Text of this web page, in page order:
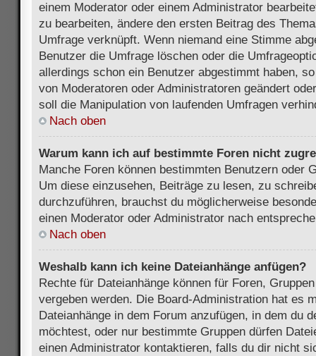
einem Moderator oder einem Administrator
zu bearbeiten, ändere den ersten Beitrag des
Umfrage verknüpft. Wenn niemand eine Stimme
Benutzer die Umfrage löschen oder die
allerdings schon ein Benutzer abgestimmt haben,
von Moderatoren oder Administratoren geändert
soll die Manipulation von laufenden Umfragen
Nach oben
Warum kann ich auf bestimmte Foren nicht
Manche Foren können bestimmten Benutzern oder
Um diese einzusehen, Beiträge zu lesen, zu
durchzuführen, brauchst du möglicherweise
einen Moderator oder Administrator nach
Nach oben
Weshalb kann ich keine Dateianhänge anfügen?
Rechte für Dateianhänge können für Foren,
vergeben werden. Die Board-Administration hat es
Dateianhänge in dem Forum anzufügen, in dem du
möchtest, oder nur bestimmte Gruppen dürfen
einen Administrator kontaktieren, falls du dir nicht